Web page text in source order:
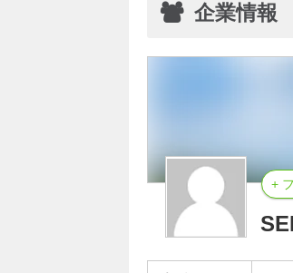
企業情報
+